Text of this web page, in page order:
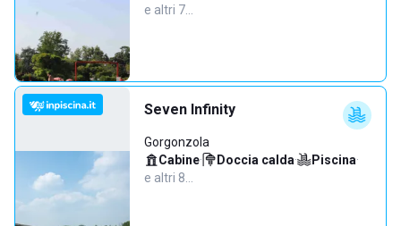
e altri 7…
Seven Infinity
Gorgonzola
Cabine· Doccia calda· Piscina·
e altri 8…